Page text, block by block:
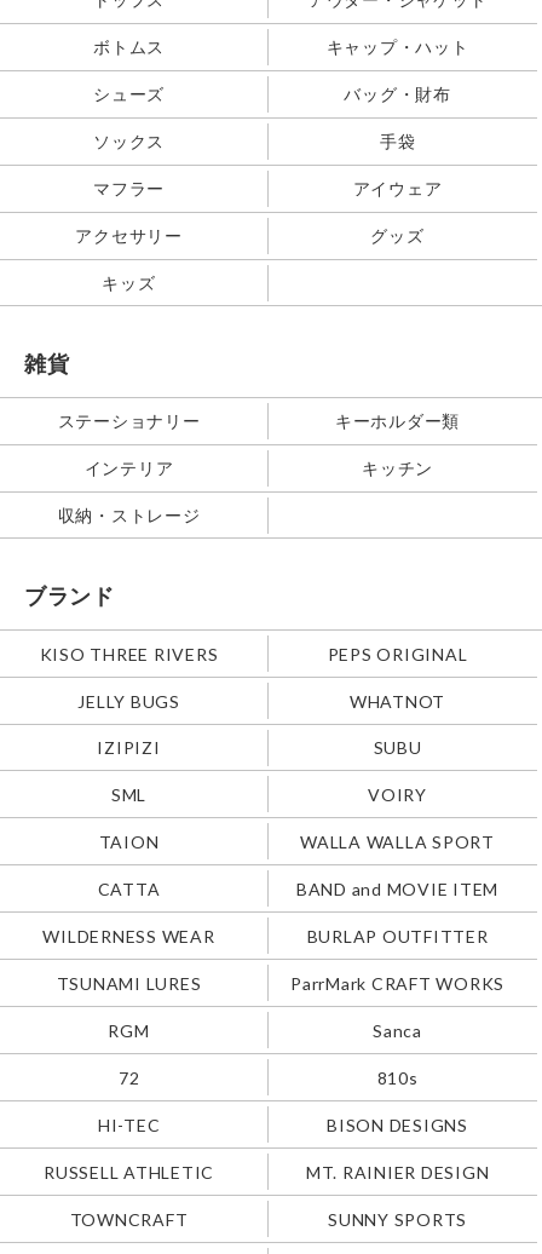
ボトムス キャップ・ハット
シューズ バッグ・財布
ソックス 手袋
マフラー アイウェア
アクセサリー グッズ
キッズ
雑貨
ステーショナリー キーホルダー類
インテリア キッチン
収納・ストレージ
ブランド
KISO THREE RIVERS PEPS ORIGINAL
JELLY BUGS WHATNOT
IZIPIZI SUBU
SML VOIRY
TAION WALLA WALLA SPORT
CATTA BAND and MOVIE ITEM
WILDERNESS WEAR BURLAP OUTFITTER
TSUNAMI LURES ParrMark CRAFT WORKS
RGM Sanca
72 810s
HI-TEC BISON DESIGNS
RUSSELL ATHLETIC MT. RAINIER DESIGN
TOWNCRAFT SUNNY SPORTS